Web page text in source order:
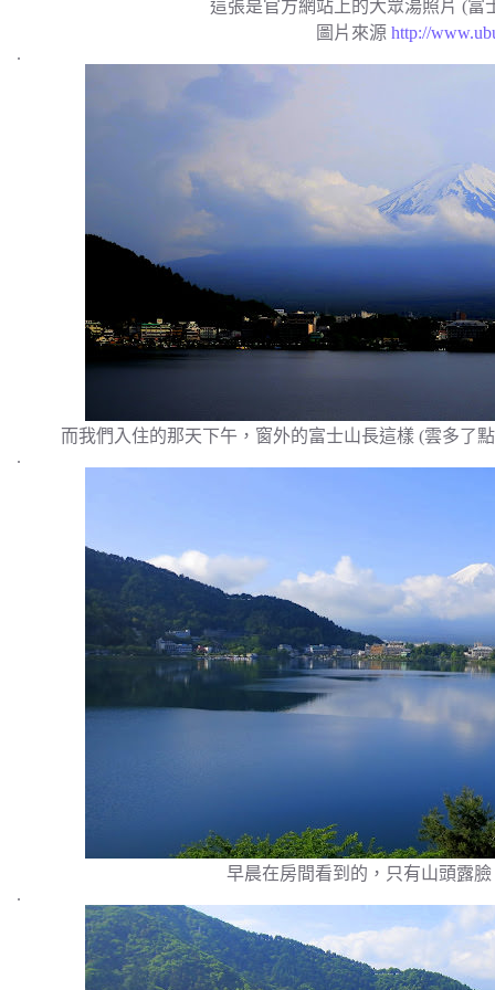
這張是官方網站上的大眾湯照片 (富
圖片來源http://
.
而我們入住的那天下午，窗外的富士山長這樣 (雲多了
.
早晨在房間看到的，只有山頭露
.